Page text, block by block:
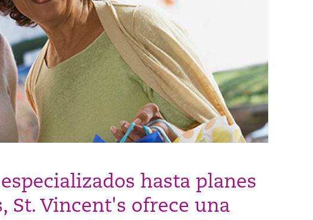
hasta planes
St. Vincent's ofrece una